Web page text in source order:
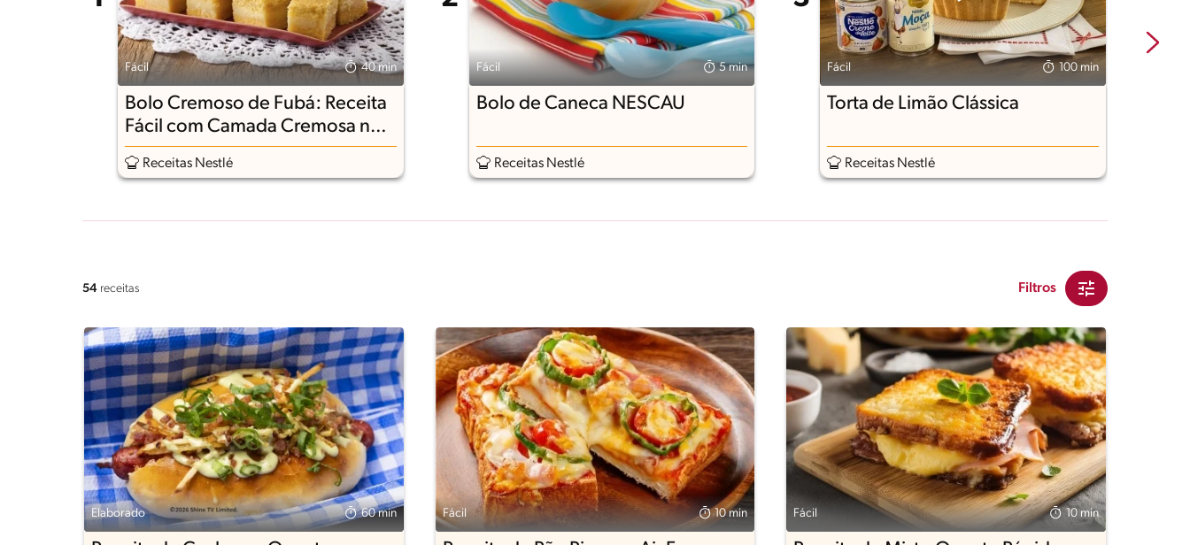
Fácil 40 min
Bolo Cremoso de Fubá: Receita
Fácil com Camada Cremosa no
Meio
Receitas Nestlé
Fácil 5 min
Bolo de Caneca NESCAU
Receitas Nestlé
Fácil 100 min
Torta de Limão Clássica
Receitas Nestlé
54 receitas Filtros
Elaborado 60 min Fácil 10 min Fácil 10 min